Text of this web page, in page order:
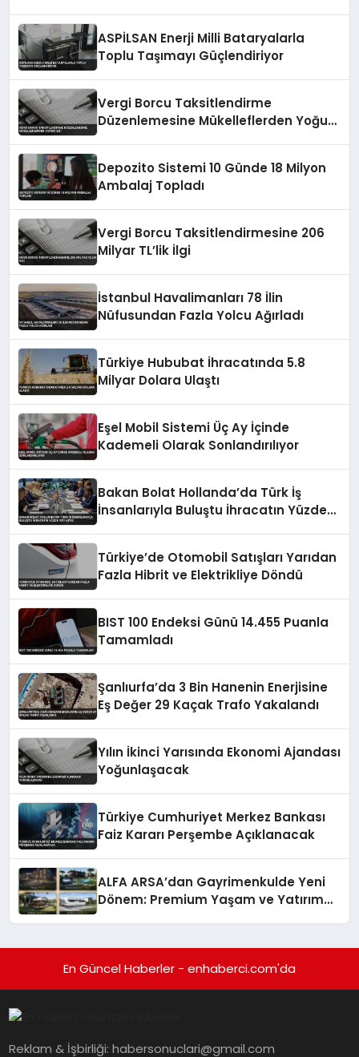
ASPİLSAN Enerji Milli Bataryalarla
Toplu Taşımayı Güçlendiriyor
Vergi Borcu Taksitlendirme
Düzenlemesine Mükelleflerden Yoğun
Depozito Sistemi 10 Günde 18 Milyon
Ambalaj Topladı
Vergi Borcu Taksitlendirmesine 206
Milyar TL’lik İlgi
İstanbul Havalimanları 78 İlin
Nüfusundan Fazla Yolcu Ağırladı
Türkiye Hububat İhracatında 5.8
Milyar Dolara Ulaştı
Eşel Mobil Sistemi Üç Ay İçinde
Kademeli Olarak Sonlandırılıyor
Bakan Bolat Hollanda’da Türk İş
İnsanlarıyla Buluştu İhracatın Yüzde
Türkiye’de Otomobil Satışları Yarıdan
Fazla Hibrit ve Elektrikliye Döndü
BIST 100 Endeksi Günü 14.455 Puanla
Tamamladı
Şanlıurfa’da 3 Bin Hanenin Enerjisine
Eş Değer 29 Kaçak Trafo Yakalandı
Yılın İkinci Yarısında Ekonomi Ajandası
Yoğunlaşacak
Türkiye Cumhuriyet Merkez Bankası
Faiz Kararı Perşembe Açıklanacak
ALFA ARSA’dan Gayrimenkulde Yeni
Dönem: Premium Yaşam ve Yatırım
En Güncel Haberler - enhaberci.com'da
Reklam & İşbirliği:habersonuclari@gmail.com